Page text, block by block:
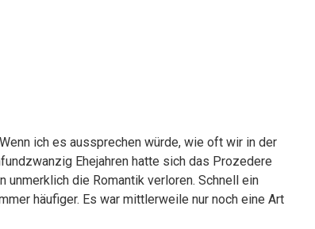
ich es aussprechen würde, wie oft wir in der
Ehejahren hatte sich das Prozedere
unmerklich die Romantik verloren. Schnell ein
häufiger. Es war mittlerweile nur noch eine Art